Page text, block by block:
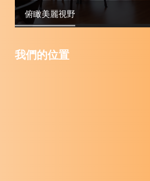
俯瞰美麗視野
我們的位置